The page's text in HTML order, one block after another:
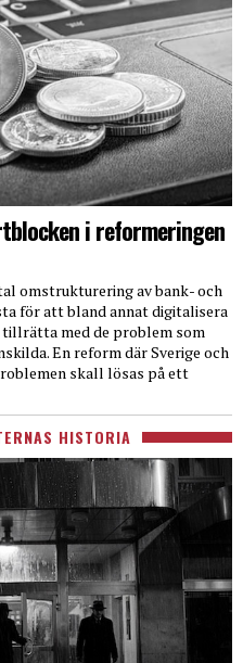
i reformeringen
omstrukturering av bank- och
för att bland annat digitalisera
med de problem som
En reform där Sverige och
skall lösas på ett
HISTORIA